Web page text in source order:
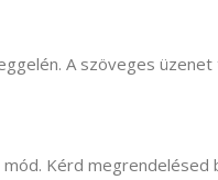
A szöveges
Kérd megrendelésed